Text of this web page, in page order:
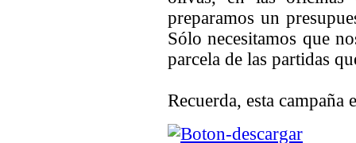
preparamos un
Sólo necesitamos que
parcela de las partidas
Recuerda, esta